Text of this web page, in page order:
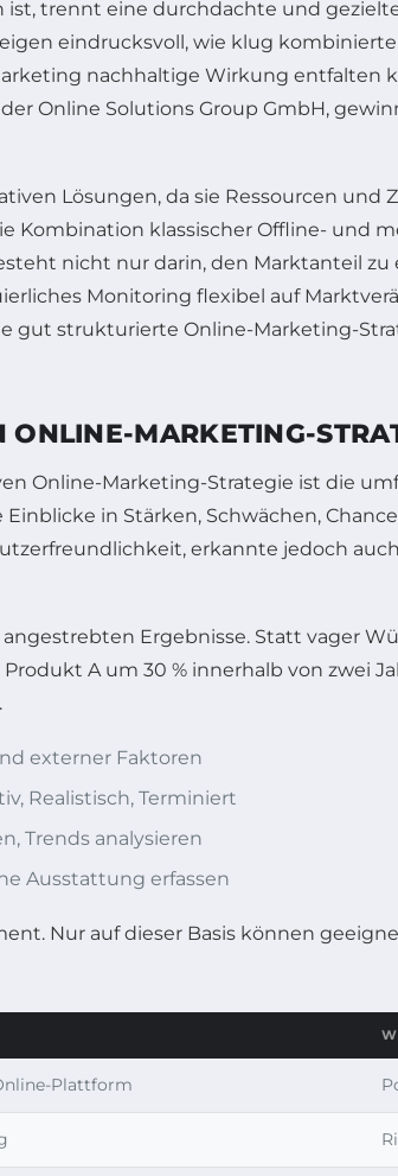
trennt eine durchdachte und
eindrucksvoll, wie klug
nachhaltige Wirkung entfalten
Online Solutions Group GmbH,
Lösungen, da sie Ressourcen
Kombination klassischer Offline- und
nicht nur darin, den Marktanteil
Monitoring flexibel auf
gut strukturierte Online-Marketing-
MARKETING-
Online-Marketing-Strategie ist die
in Stärken, Schwächen,
erkannte jedoch
Ergebnisse. Statt vager
A um 30 % innerhalb von zwei
externer Faktoren
Realistisch, Terminiert
Trends analysieren
Ausstattung erfassen
Nur auf dieser Basis können
Plattform